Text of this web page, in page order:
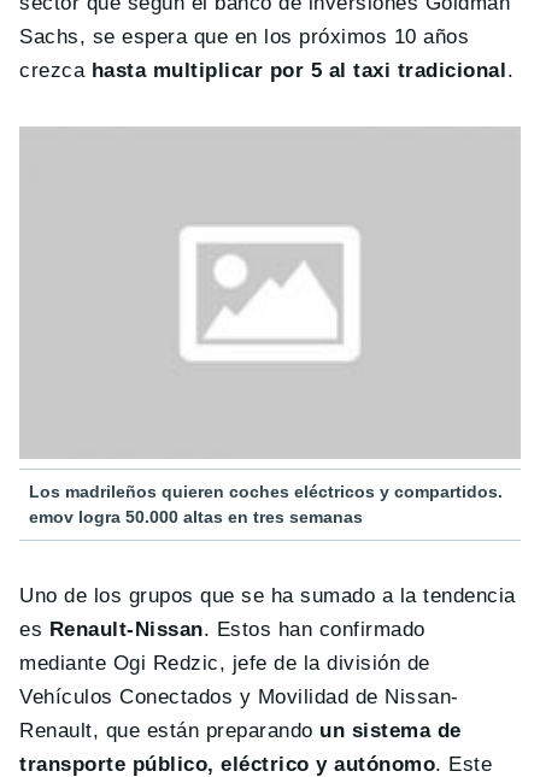
Sachs, se espera que en los próximos 10 años
crezca hasta multiplicar por 5 al taxi tradicional .
Los madrileños quieren coches eléctricos y compartidos.
emov logra 50.000 altas en tres semanas
Uno de los grupos que se ha sumado a la tendencia
es Renault-Nissan. Estos han confirmado
mediante Ogi Redzic, jefe de la división de
Vehículos Conectados y Movilidad de Nissan-
Renault, que están preparando un sistema de
transporte público, eléctrico y autónomo. Este